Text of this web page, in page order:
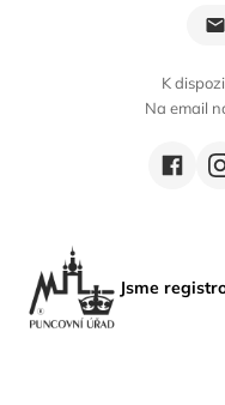
K
Na email
Jsme